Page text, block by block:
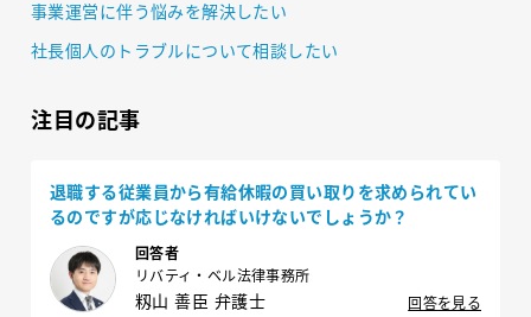
事業運営に伴う悩みを解決したい
社長個人のトラブルについて相談したい
注目の記事
退職する従業員から有給休暇の買い取りを求められてい
るのですが応じなければいけないでしょうか？
回答者
リバティ・ベル法律事務所
籾山 善臣 弁護士 回答を見る